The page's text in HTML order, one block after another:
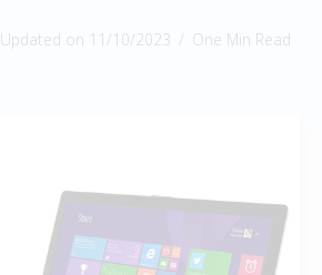
Updated on 11/10/2023
One Min Read